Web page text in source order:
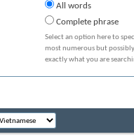
All words
Complete phrase
Select an option here to
most numerous but
exactly what you are